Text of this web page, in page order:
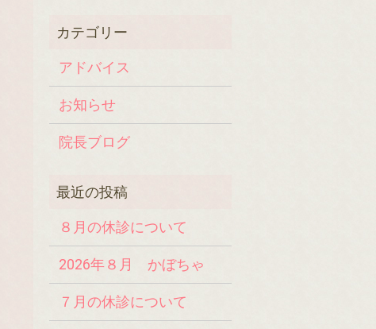
アドバイス
お知らせ
院長ブログ
８月の休診について
2026年８月 かぼちゃ
７月の休診について